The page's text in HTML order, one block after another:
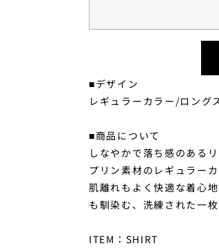
■デザイン
レギュラーカラー/ロング
■商品について
しなやかで落ち感のある
プリン素材のレギュラー
肌離れもよく快適な着心
も馴染む、洗練された一枚
ITEM：SHIRT